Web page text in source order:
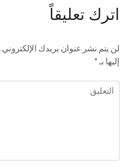
اترك تعليقاً
لن يتم نشر عنوان بريدك الإلكتروني.
إليها بـ*
التعليق